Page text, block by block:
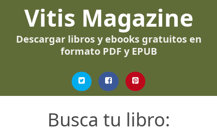
Vitis Magazine
Descargar libros y ebooks gratuitos en
formato PDF y EPUB
Busca tu libro: